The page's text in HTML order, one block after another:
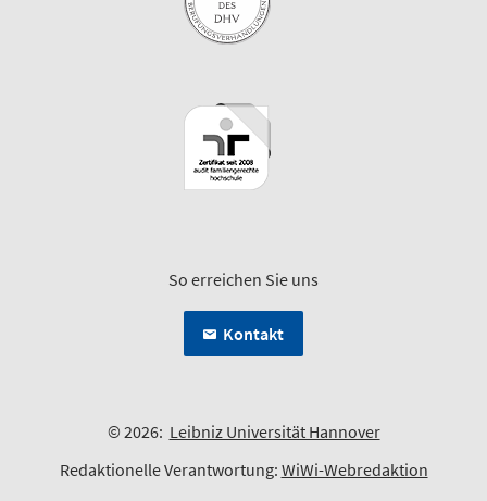
So erreichen Sie uns
Kontakt
© 2026: Leibniz Universität Hannover
Redaktionelle Verantwortung: WiWi-Webredaktion